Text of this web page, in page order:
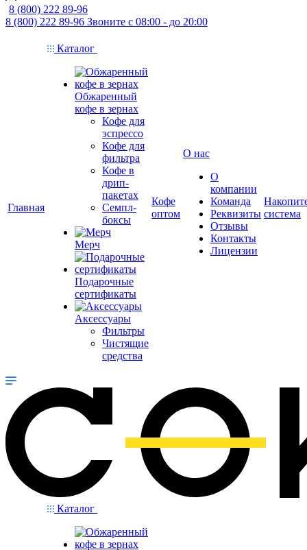
8 (800) 222 89-96
8 (800) 222 89-96 Звоните с 08:00 - до 20:00
Главная
Каталог
Обжаренный
кофе в зернах
Кофе для
эспрессо
Кофе для
фильтра
Кофе в
дрип-
пакетах
Семпл-
боксы
Мерч
Подарочные
сертификаты
Аксессуары
Фильтры
Чистящие
средства
Кофе
оптом
О нас
О
компании
Команда
Реквизиты
Отзывы
Контакты
Лицензии
система
Каталог